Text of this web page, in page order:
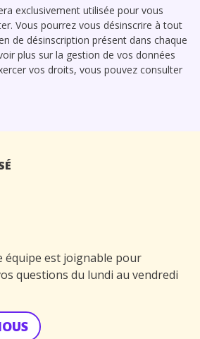
exclusivement utilisée pour vous
Vous pourrez vous désinscrire à tout
de désinscription présent dans chaque
plus sur la gestion de vos données
vos droits, vous pouvez consulter
équipe est joignable pour
questions du lundi au vendredi